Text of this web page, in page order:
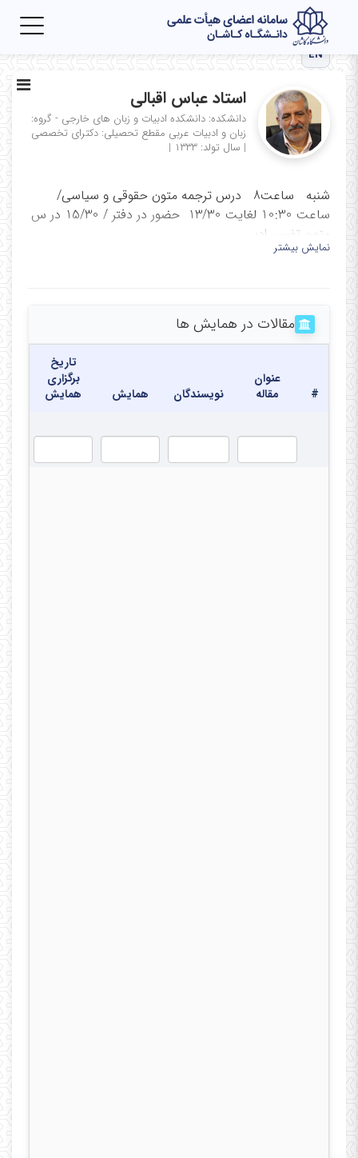
EN
استاد عباس اقبالی
دانشکده: دانشکده ادبیات و زبان های خارجی - گروه:
زبان و ادبیات عربی مقطع تحصیلی: دکترای تخصصی
| سال تولد: ۱۳۳۳ |
شنبه ساعت8 درس ترجمه متون حقوقی و سیاسی/
ساعت 10:30 لغایت 13/30 حضور در دفتر / 15/30 در س
متون تفسیر ادبی
حضور در دفتر / جلسات شورای گروه
سه شنبه ساعت 14:00 درس قرائت قرآن و ترجمه و حضور
نمایش بیشتر
مقالات در همایش ها
#
عنوان
مقاله
نویسندگان همایش
تاریخ
برگزاری
همایش